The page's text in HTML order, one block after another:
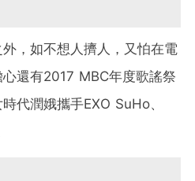
，如不想人擠人，又怕在電
還有2017 MBC年度歌謠祭
代潤娥攜手EXO SuHo、